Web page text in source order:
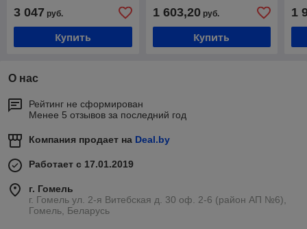
3 047 руб.
Купить
1 603,20руб.
Купить
1
О нас
Рейтинг не сформирован
Менее 5 отзывов за последний год
Компания продает на Deal.by
Работает с 17.01.2019
г. Гомель
г. Гомель ул. 2-я Витебская д. 30 оф. 2-6 (район АП №6),
Гомель, Беларусь